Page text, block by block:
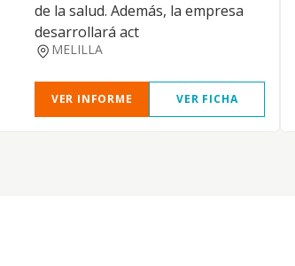
de la salud. Además, la empresa
desarrollará act
MELILLA
VER INFORME VER FICHA